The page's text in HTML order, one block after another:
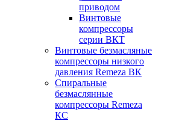
приводом
Винтовые
компрессоры
серии ВКТ
Винтовые безмасляные
компрессоры низкого
давления Remeza ВК
Спиральные
безмаслянные
компрессоры Remeza
КС